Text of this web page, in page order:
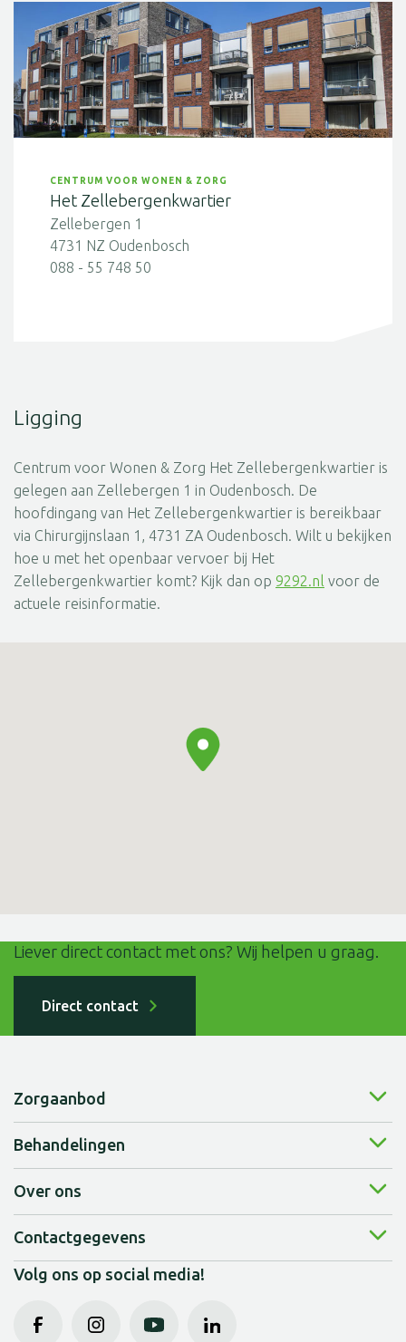
CENTRUM VOOR WONEN & ZORG
Het Zellebergenkwartier
Zellebergen 1
4731 NZ Oudenbosch
088 - 55 748 50
Ligging
Centrum voor Wonen & Zorg Het Zellebergenkwartier is
gelegen aan Zellebergen 1 in Oudenbosch. De
hoofdingang van Het Zellebergenkwartier is bereikbaar
via Chirurgijnslaan 1, 4731 ZA Oudenbosch. Wilt u bekijken
hoe u met het openbaar vervoer bij Het
Zellebergenkwartier komt? Kijk dan op 9292.nl voor de
actuele reisinformatie.
Liever direct contact met ons? Wij helpen u graag.
Direct contact
Zorgaanbod
Wonen bij ons
Overdag bij ons
Behandelingen
Expertises
Behandelingen
Fysiotherapie
Ergotherapie
Dieet- en voedingsadvies
Alle behandelingen
Over ons
Over ons
Organisatie
Samen doen
Contactgegevens
Centraal Bureau
4707 ZH Roosendaal
088 - 55 740 00
Volg ons op social media!